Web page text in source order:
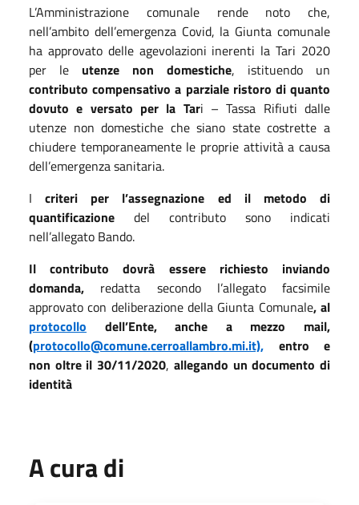
L’Amministrazione comunale rende noto che,
nell’ambito dell’emergenza Covid, la Giunta comunale
ha approvato delle agevolazioni inerenti la Tari 2020
per le utenze non domestiche, istituendo un
contributo compensativo a parziale ristoro di quanto
dovuto e versato per la Tari – Tassa Rifiuti dalle
utenze non domestiche che siano state costrette a
chiudere temporaneamente le proprie attività a causa
dell’emergenza sanitaria.
Icriteri per l’assegnazione ed il metodo di
quantificazione del contributo sono indicati
nell’allegato Bando.
Il contributo dovrà essere richiesto inviando
domanda, redatta secondo l’allegato facsimile
approvato con deliberazione della Giunta Comunale,al
protocollo dell’Ente, anche a mezzo mail,
(protocollo@comune.cerroallambro.mi.it), entro e
non oltre il 30/11/2020, allegando un documento di
identità
A cura di